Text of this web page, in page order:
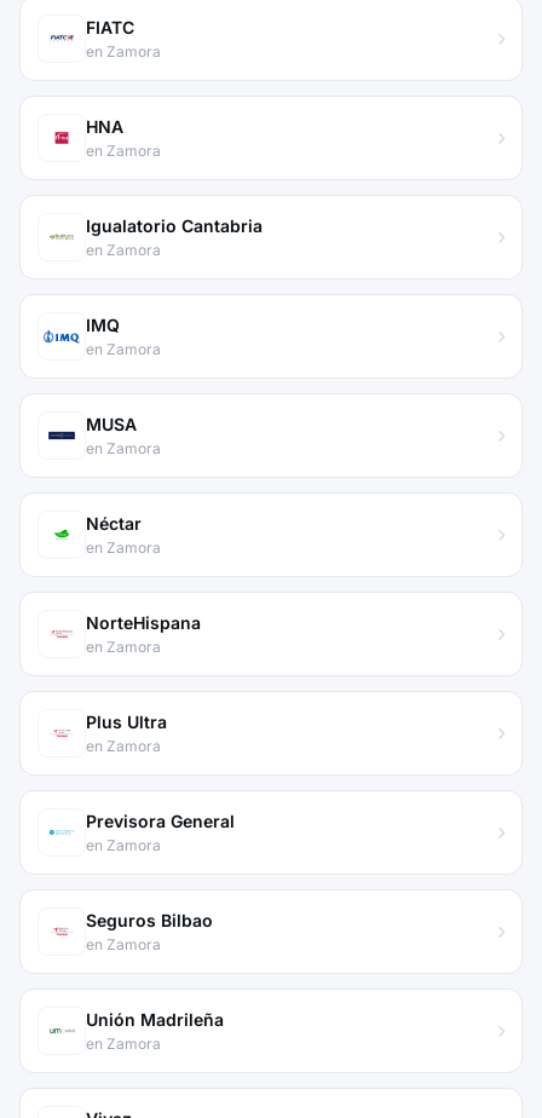
FIATC
en Zamora
HNA
en Zamora
Igualatorio Cantabria
en Zamora
IMQ
en Zamora
MUSA
en Zamora
Néctar
en Zamora
NorteHispana
en Zamora
Plus Ultra
en Zamora
Previsora General
en Zamora
Seguros Bilbao
en Zamora
Unión Madrileña
en Zamora